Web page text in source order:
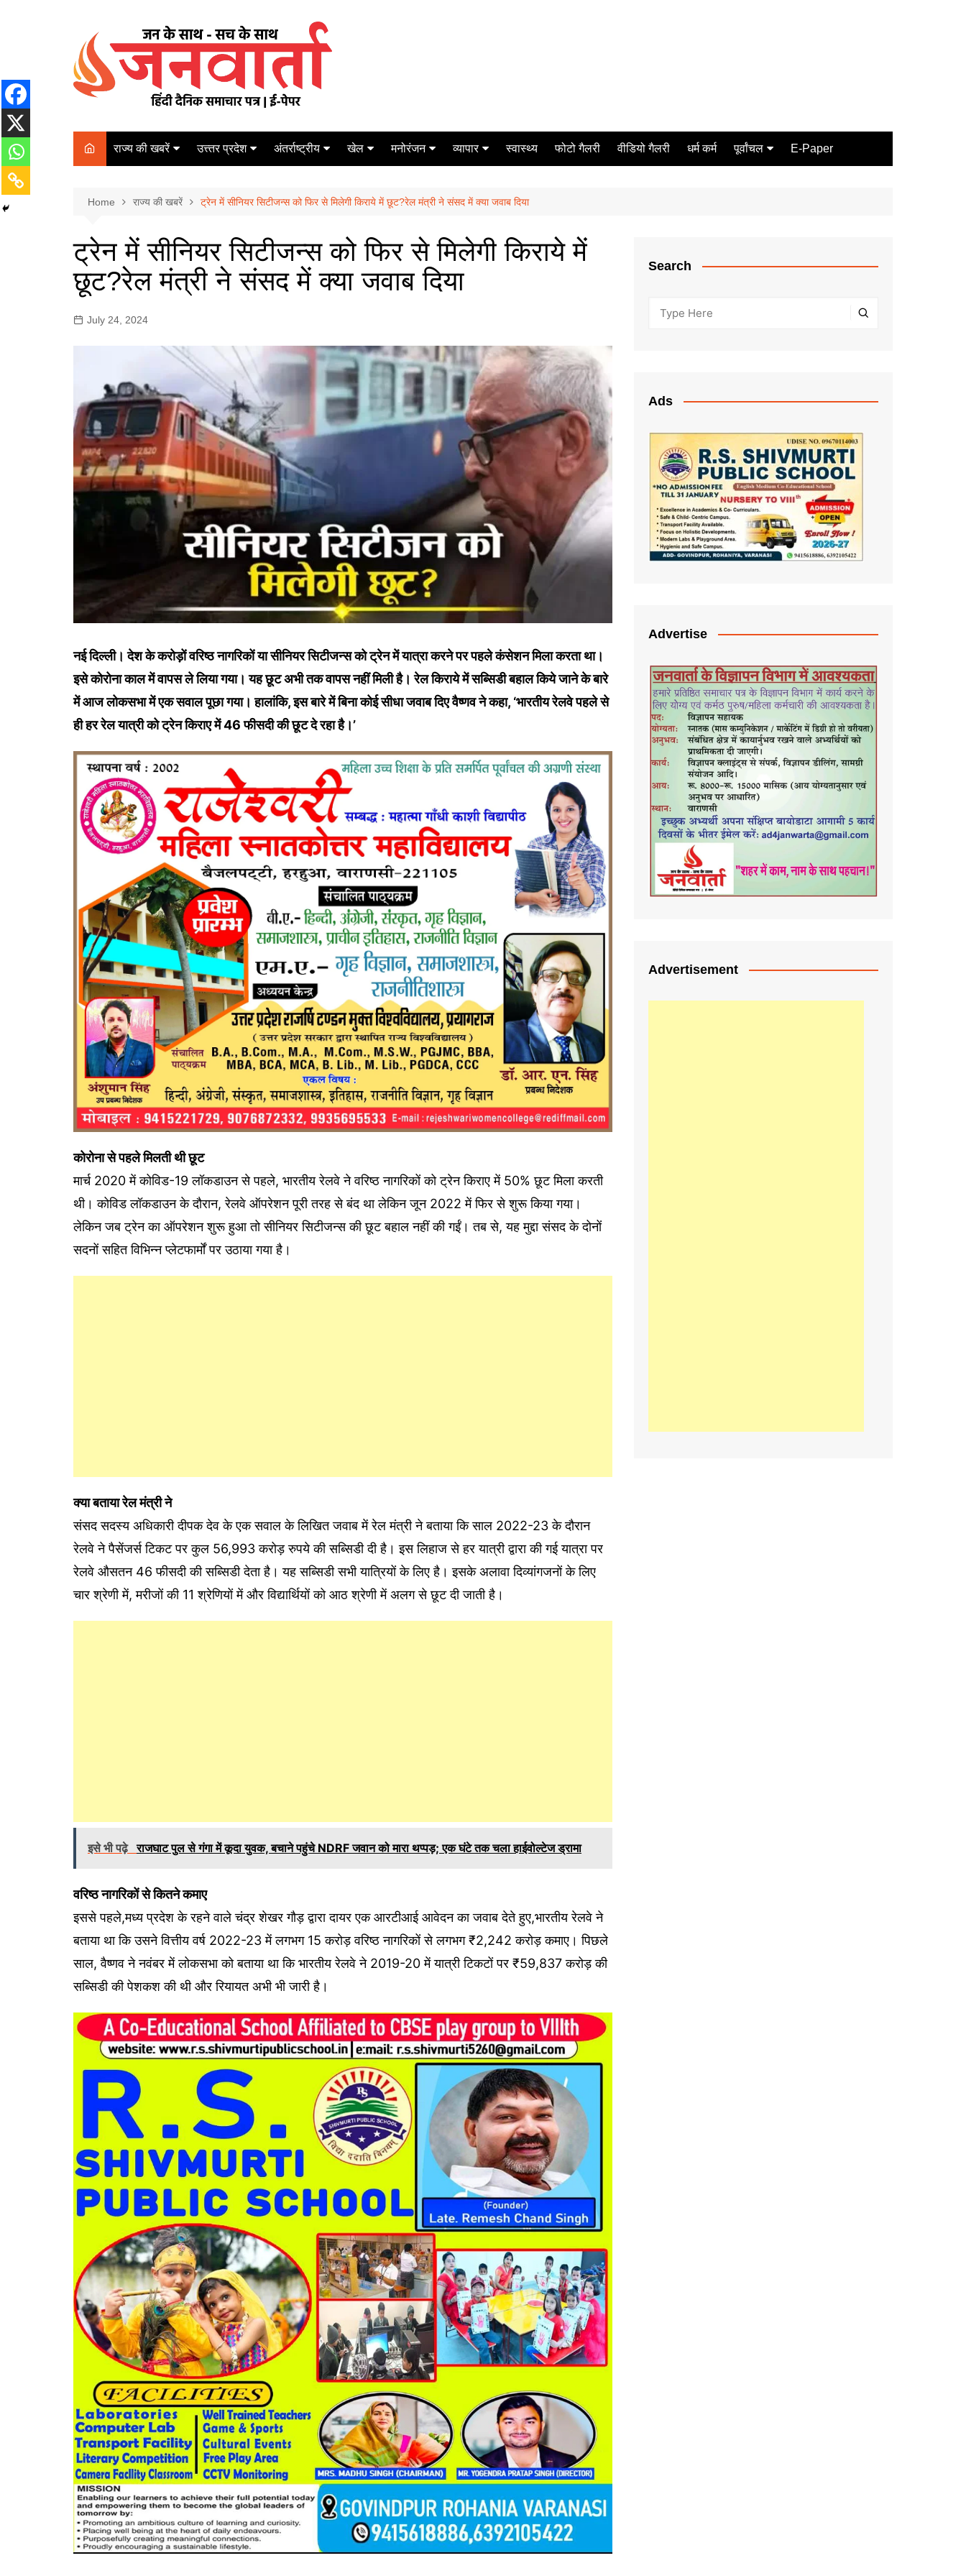
राज्य की खबरें
पटना
कोलकाता
नई दिल्ली
मुम्बई
उत्त्तर प्रदेश
कानपुर
आज़मगढ़
ग़ाज़ीपुर
लखनऊ
सोनभद्र
अंतर्राष्ट्रीय खेल
टेनिस
मनोरंजन
मिर्च मसाला
व्यापार
ऑटो मोबाइल
स्वास्थ्य फोटो गैलरी वीडियो गैलरी धर्म कर्म पूर्वांचल E-Paper
Home राज्य की खबरें ट्रेन में सीनियर सिटीजन्स को फिर से मिलेगी किराये में छूट?रेल मंत्री ने संसद में क्या जवाब दिया
ट्रेन में सीनियर सिटीजन्स को फिर से मिलेगी किराये में
छूट?रेल मंत्री ने संसद में क्या जवाब दिया
July 24, 2024
नई दिल्ली। देश के करोड़ों वरिष्ठ नागरिकों या सीनियर सिटीजन्स को ट्रेन में यात्रा करने पर पहले कंसेशन मिला करता था।
इसे कोरोना काल में वापस ले लिया गया। यह छूट अभी तक वापस नहीं मिली है। रेल किराये में सब्सिडी बहाल किये जाने के बारे
में आज लोकसभा में एक सवाल पूछा गया। हालांकि, इस बारे में बिना कोई सीधा जवाब दिए वैष्णव ने कहा, ‘भारतीय रेलवे पहले से
ही हर रेल यात्री को ट्रेन किराए में 46 फीसदी की छूट दे रहा है।’
कोरोना से पहले मिलती थी छूट
मार्च 2020 में कोविड-19 लॉकडाउन से पहले, भारतीय रेलवे ने वरिष्ठ नागरिकों को ट्रेन किराए में 50% छूट मिला करती
थी। कोविड लॉकडाउन के दौरान, रेलवे ऑपरेशन पूरी तरह से बंद था लेकिन जून 2022 में फिर से शुरू किया गया।
लेकिन जब ट्रेन का ऑपरेशन शुरू हुआ तो सीनियर सिटीजन्स की छूट बहाल नहीं की गईं। तब से, यह मुद्दा संसद के दोनों
सदनों सहित विभिन्न प्लेटफार्मों पर उठाया गया है।
क्या बताया रेल मंत्री ने
संसद सदस्य अधिकारी दीपक देव के एक सवाल के लिखित जवाब में रेल मंत्री ने बताया कि साल 2022-23 के दौरान
रेलवे ने पैसेंजर्स टिकट पर कुल 56,993 करोड़ रुपये की सब्सिडी दी है। इस लिहाज से हर यात्री द्वारा की गई यात्रा पर
रेलवे औसतन 46 फीसदी की सब्सिडी देता है। यह सब्सिडी सभी यात्रियों के लिए है। इसके अलावा दिव्यांगजनों के लिए
चार श्रेणी में, मरीजों की 11 श्रेणियों में और विद्यार्थियों को आठ श्रेणी में अलग से छूट दी जाती है।
इसे भी पढ़े राजघाट पुल से गंगा में कूदा युवक, बचाने पहुंचे NDRF जवान को मारा थप्पड़; एक घंटे तक चला हाईवोल्टेज ड्रामा
वरिष्ठ नागरिकों से कितने कमाए
इससे पहले,मध्य प्रदेश के रहने वाले चंद्र शेखर गौड़ द्वारा दायर एक आरटीआई आवेदन का जवाब देते हुए,भारतीय रेलवे ने
बताया था कि उसने वित्तीय वर्ष 2022-23 में लगभग 15 करोड़ वरिष्ठ नागरिकों से लगभग ₹2,242 करोड़ कमाए। पिछले
साल, वैष्णव ने नवंबर में लोकसभा को बताया था कि भारतीय रेलवे ने 2019-20 में यात्री टिकटों पर ₹59,837 करोड़ की
सब्सिडी की पेशकश की थी और रियायत अभी भी जारी है।
Search
Ads
Advertise
Advertisement